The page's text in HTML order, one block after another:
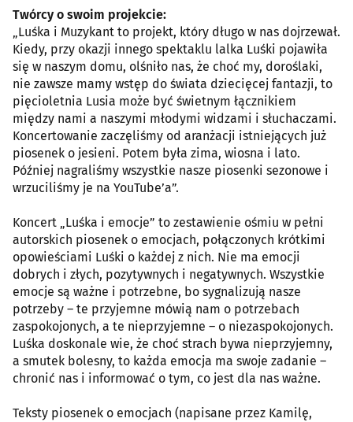
Twórcy o swoim projekcie:
„Luśka i Muzykant to projekt, który długo w nas dojrzewał.
Kiedy, przy okazji innego spektaklu lalka Luśki pojawiła
się w naszym domu, olśniło nas, że choć my, doroślaki,
nie zawsze mamy wstęp do świata dziecięcej fantazji, to
pięcioletnia Lusia może być świetnym łącznikiem
między nami a naszymi młodymi widzami i słuchaczami.
Koncertowanie zaczęliśmy od aranżacji istniejących już
piosenek o jesieni. Potem była zima, wiosna i lato.
Później nagraliśmy wszystkie nasze piosenki sezonowe i
wrzuciliśmy je na YouTube’a”.
Koncert „Luśka i emocje” to zestawienie ośmiu w pełni
autorskich piosenek o emocjach, połączonych krótkimi
opowieściami Luśki o każdej z nich. Nie ma emocji
dobrych i złych, pozytywnych i negatywnych. Wszystkie
emocje są ważne i potrzebne, bo sygnalizują nasze
potrzeby – te przyjemne mówią nam o potrzebach
zaspokojonych, a te nieprzyjemne – o niezaspokojonych.
Luśka doskonale wie, że choć strach bywa nieprzyjemny,
a smutek bolesny, to każda emocja ma swoje zadanie –
chronić nas i informować o tym, co jest dla nas ważne.
Teksty piosenek o emocjach (napisane przez Kamilę,